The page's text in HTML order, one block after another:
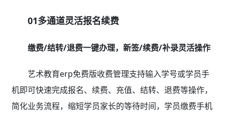
01多通道灵活报名续费
缴费/结转/退费一键办理，新签/续费/补录灵活操作
艺术教育erp免费版收费管理支持输入学号或学员手
机即可快速完成报名、续费、充值、结转、退费等操作，
简化业务流程，缩短学员家长的等待时间，学员缴费手机